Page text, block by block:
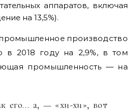
аппаратов, включая
на 13,5%).
производство
в 2018 году на 2,9%, в том
промышленность — на
его… а, — «хи-хи», вот